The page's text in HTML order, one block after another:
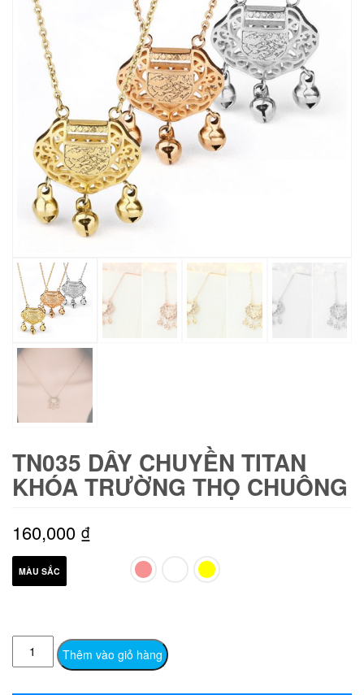
TN035 DÂY CHUYỀN TITAN
KHÓA TRƯỜNG THỌ CHUÔNG
160,000 ₫
MÀU SẮC
TN035
Dây
Thêm vào giỏ hàng